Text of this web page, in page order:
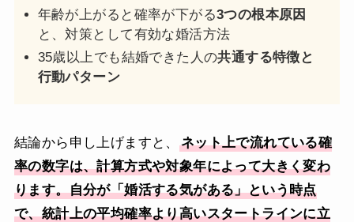
年齢が上がると確率が下がる3つの根本原因
と、対策として有効な婚活方法
35歳以上でも結婚できた人の共通する特徴と
行動パターン
結論から申し上げますと、
ネット上で流れている確
率の数字は、計算方式や対象年によって大きく変わ
ります。自分が「婚活する気がある」という時点
で、統計上の平均確率より高いスタートラインに立